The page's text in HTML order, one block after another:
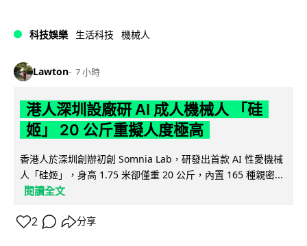
科技娛樂 生活科技 機械人
Lawton 7 小時
港人深圳設廠研 AI 成人機械人 「硅
姬」 20 公斤重擬人度極高
香港人於深圳創辦初創 Somnia Lab，研發出首款 AI 性愛機械
人「硅姬」，身高 1.75 米卻僅重 20 公斤，內置 165 種親密...
閱讀全文
2 分享